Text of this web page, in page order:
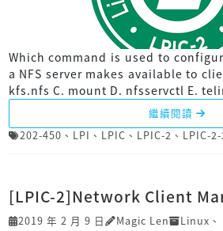
Which command is used to
a NFS server makes available to
kfs.nfs C. mount D. nfsservctl E.
繼續閱讀
202-450 、 LPI 、 LPIC 、 LPIC-2 、 LPIC-
[LPIC-2]Network Client
2019 年 2 月 9 日 Magic Len Linux 、